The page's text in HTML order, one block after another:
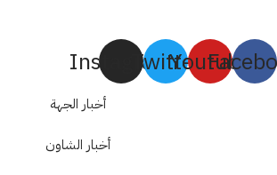
Youtube
Twitter
Instagram
أخبار الجهة
أخبار الشاون